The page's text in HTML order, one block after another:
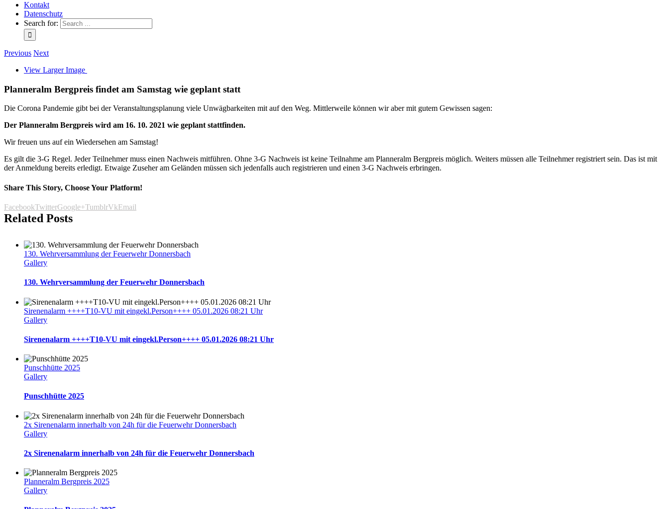
Kontakt
Datenschutz
Search for:
Previous Next
View Larger Image
Planneralm Bergpreis findet am Samstag wie geplant statt
Die Corona Pandemie gibt bei der Veranstaltungsplanung viele Unwägbarkeiten mit auf den Weg. Mittlerweile können wir aber mit gutem Gewissen sagen:
Der Planneralm Bergpreis wird am 16. 10. 2021 wie geplant stattfinden.
Wir freuen uns auf ein Wiedersehen am Samstag!
Es gilt die 3-G Regel. Jeder Teilnehmer muss einen Nachweis mitführen. Ohne 3-G Nachweis ist keine Teilnahme am Planneralm Bergpreis möglich. Weiters müssen alle Teilnehmer registriert sein. Das ist mit
der Anmeldung bereits erledigt. Etwaige Zuseher am Geländen müssen sich jedenfalls auch registrieren und einen 3-G Nachweis erbringen.
Share This Story, Choose Your Platform!
FacebookTwitterGoogle+TumblrVkEmail
Related Posts
130. Wehrversammlung der Feuerwehr Donnersbach
Gallery
130. Wehrversammlung der Feuerwehr Donnersbach
Sirenenalarm ++++T10-VU mit eingekl.Person++++ 05.01.2026 08:21 Uhr
Gallery
Sirenenalarm ++++T10-VU mit eingekl.Person++++ 05.01.2026 08:21 Uhr
Punschhütte 2025
Gallery
Punschhütte 2025
2x Sirenenalarm innerhalb von 24h für die Feuerwehr Donnersbach
Gallery
2x Sirenenalarm innerhalb von 24h für die Feuerwehr Donnersbach
Planneralm Bergpreis 2025
Gallery